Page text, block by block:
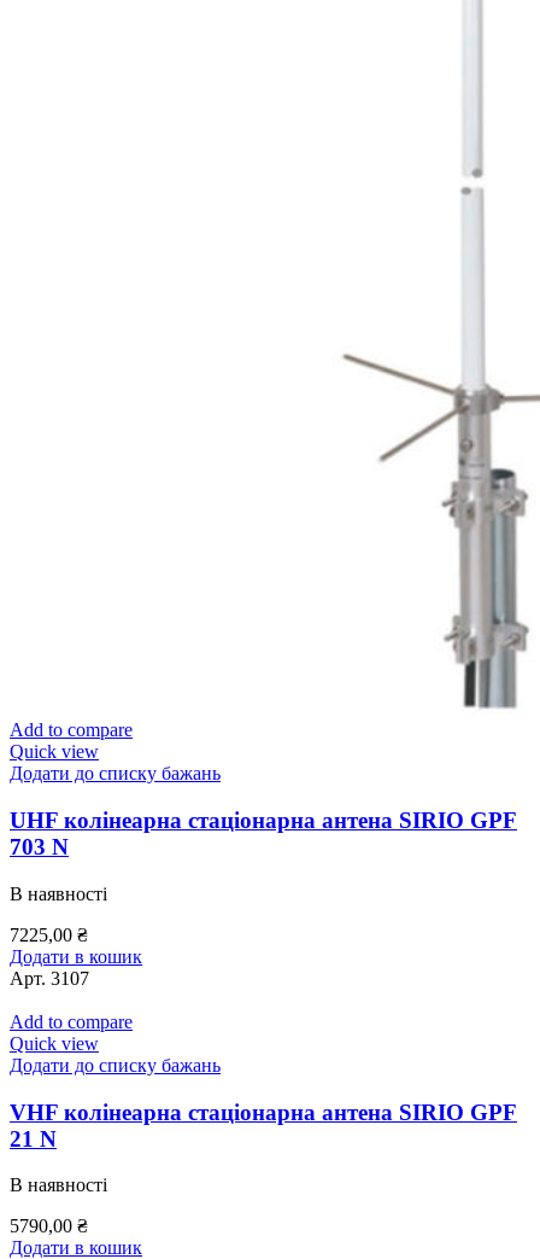
Add to compare
Quick view
Додати до списку бажань
UHF колінеарна стаціонарна антена SIRIO GPF
703 N
В наявності
7225,00 ₴
Додати в кошик
Арт. 3107
Add to compare
Quick view
Додати до списку бажань
VHF колінеарна стаціонарна антена SIRIO GPF
21 N
В наявності
5790,00 ₴
Додати в кошик